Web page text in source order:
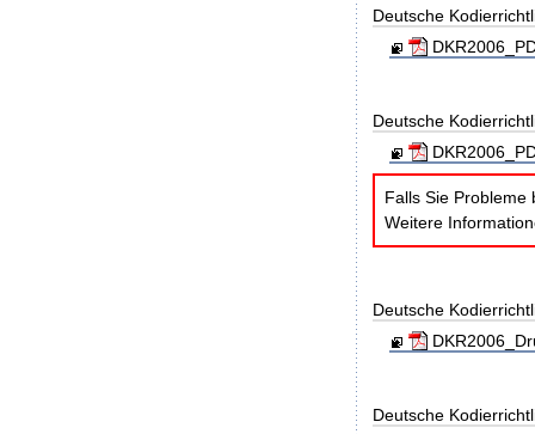
Deutsche
Deutsche
Falls Sie Probleme
Weitere
Deutsche
Deutsche